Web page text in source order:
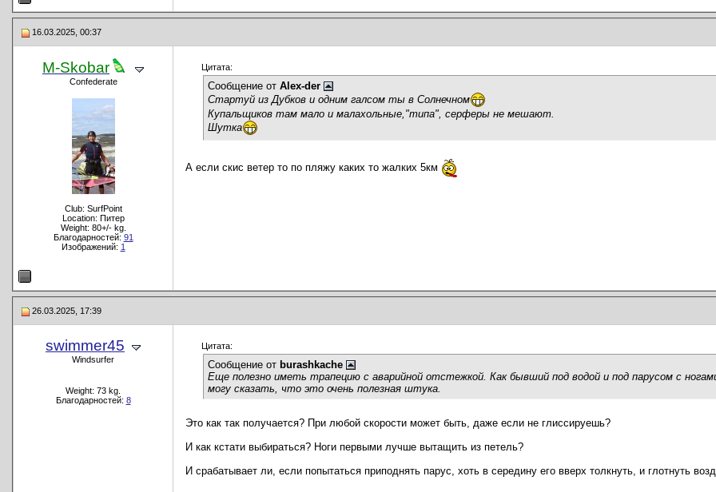
16.03.2025, 00:37
M-Skobar
Confederate
Club: SurfPoint
Location: Питер
Weight: 80+/- kg.
Благодарностей: 91
Изображений: 1
Цитата:
Сообщение от Alex-der
Стартуй из Дубков и одним галсом ты в Солнечном
Купальщиков там мало и малахольные,"типа", серферы не мешают.
Шутка
А если скис ветер то по пляжу каких то жалких 5км
26.03.2025, 17:39
swimmer45
Windsurfer
Weight: 73 kg.
Благодарностей: 8
Цитата:
Сообщение от burashkache
Еще полезно иметь трапецию с аварийной отстежкой. Как бывший под водой и под парусом с
могу сказать, что это очень полезная штука.
Это как так получается? При любой скорости может быть, даже если не глиссируешь?
И как кстати выбираться? Ноги первыми лучше вытащить из петель?
И срабатывает ли, если попытаться приподнять парус, хоть в середину его вверх толкнуть, и глотнуть